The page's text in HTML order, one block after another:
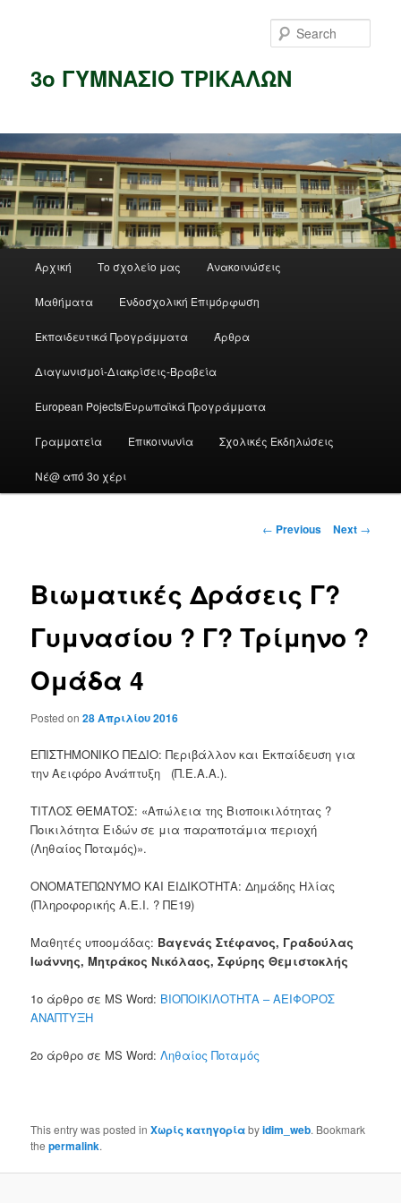
3ο ΓΥΜΝΑΣΙΟ ΤΡΙΚΑΛΩΝ
Αρχική Το σχολείο μας Ανακοινώσεις
Μαθήματα Ενδοσχολική Επιμόρφωση
Εκπαιδευτικά Προγράμματα Άρθρα
Διαγωνισμοί-Διακρίσεις-Βραβεία
European Pojects/Ευρωπαϊκά Προγράμματα
Γραμματεία Επικοινωνία Σχολικές Εκδηλώσεις
Νέ@ από 3ο χέρι
Post
← Previous Next →
Βιωματικές Δράσεις Γ?
Γυμνασίου ? Γ? Τρίμηνο ?
Ομάδα 4
Posted on28 Απριλίου 2016
ΕΠΙΣΤΗΜΟΝΙΚΟ ΠΕΔΙΟ: Περιβάλλον και Εκπαίδευση για
την Αειφόρο Ανάπτυξη (Π.Ε.Α.Α.).
ΤΙΤΛΟΣ ΘΕΜΑΤΟΣ: «Απώλεια της Βιοποικιλότητας ?
Ποικιλότητα Ειδών σε μια παραποτάμια περιοχή
(Ληθαίος Ποταμός)».
ΟΝΟΜΑΤΕΠΩΝΥΜΟ ΚΑΙ ΕΙΔΙΚΟΤΗΤΑ: Δημάδης Ηλίας
(Πληροφορικής Α.Ε.Ι. ? ΠΕ19)
Μαθητές υποομάδας: Βαγενάς Στέφανος, Γραδούλας
Ιωάννης, Μητράκος Νικόλαος, Σφύρης Θεμιστοκλής
1ο άρθρο σε MS Word: ΒΙΟΠΟΙΚΙΛΟΤΗΤΑ – ΑΕΙΦΟΡΟΣ
ΑΝΑΠΤΥΞΗ
2ο άρθρο σε MS Word:Ληθαίος Ποταμός
This entry was posted inΧωρίς κατηγορίαbyidim_web. Bookmark
thepermalink.